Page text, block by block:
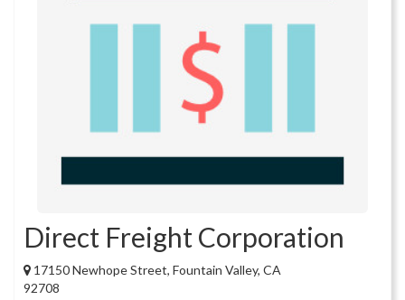
Direct Freight Corporation
17150 Newhope Street, Fountain Valley, CA
92708